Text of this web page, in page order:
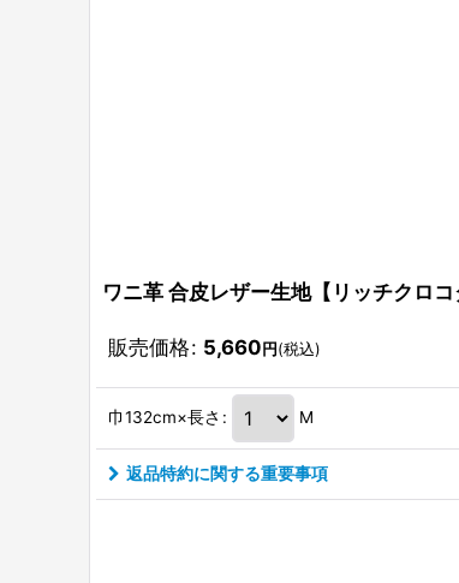
ワニ革 合皮レザー生地【リッチクロコ
販売価格: 5,660円(税込)
巾132cm×長さ : M
返品特約に関する重要事項